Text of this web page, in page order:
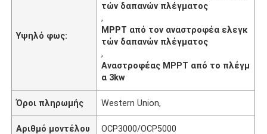
Υψηλό φως:
τών δαπανών πλέγματος
,
MPPT από τον αναστροφέα ελεγκ
τών δαπανών πλέγματος
,
Αναστροφέας MPPT από το πλέγμ
α 3kw
Όροι πληρωμής Western Union,
Αριθμό μοντέλου OCP3000/OCP5000